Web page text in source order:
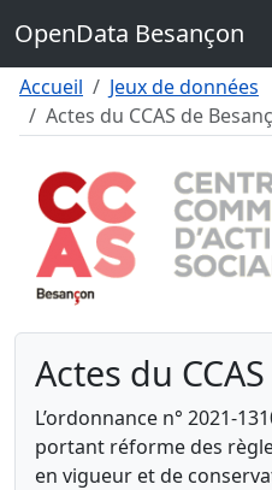
Menu
Pied de page
OpenData Besançon
Accueil
Jeux de données
Actes du CCAS de
Actes du
L’ordonnance n° 2021-
portant réforme des
en vigueur et de